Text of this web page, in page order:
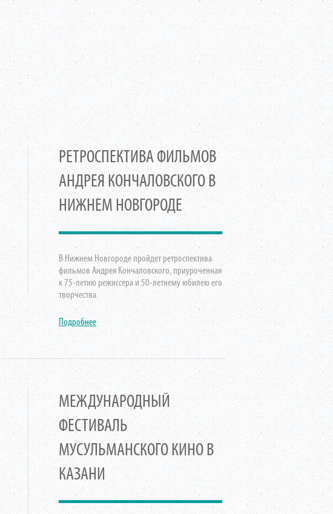
РЕТРОСПЕКТИВА ФИЛЬМОВ
АНДРЕЯ КОНЧАЛОВСКОГО В
НИЖНЕМ НОВГОРОДЕ
В Нижнем Новгороде пройдет ретроспектива
фильмов Андрея Кончаловского, приуроченная
к 75-летию режиссера и 50-летнему юбилею его
творчества.
Подробнее
МЕЖДУНАРОДНЫЙ
ФЕСТИВАЛЬ
МУСУЛЬМАНСКОГО КИНО В
КАЗАНИ